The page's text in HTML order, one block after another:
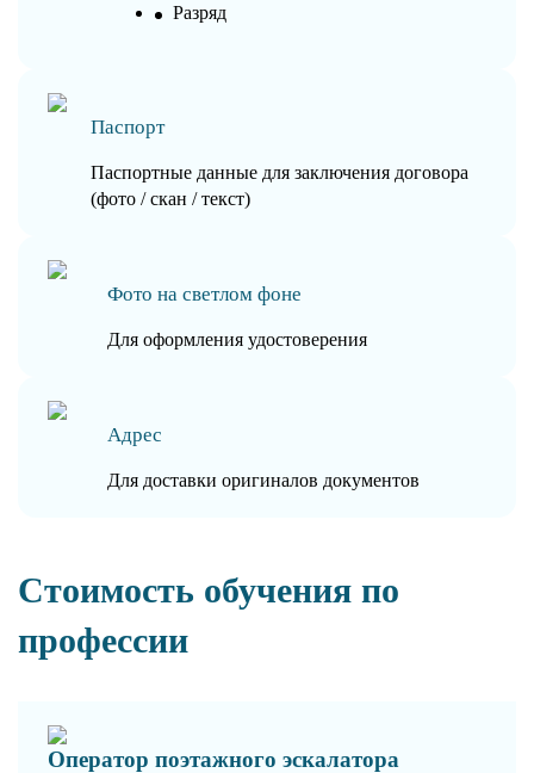
Разряд
Паспорт
Паспортные данные для заключения договора
(фото / скан / текст)
Фото на светлом фоне
Для оформления удостоверения
Адрес
Для доставки оригиналов документов
Стоимость обучения по
профессии
Оператор поэтажного эскалатора